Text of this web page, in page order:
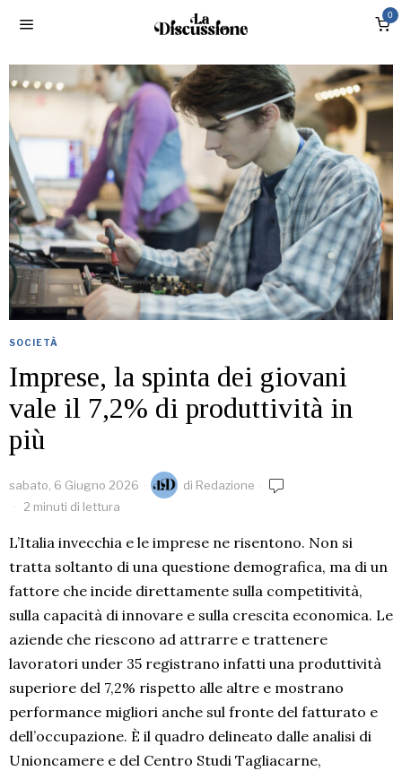
0
SOCIETÀ
Imprese, la spinta dei giovani
vale il 7,2% di produttività in
più
sabato, 6 Giugno 2026 di Redazione
2 minuti di lettura
L’Italia invecchia e le imprese ne risentono. Non si
tratta soltanto di una questione demografica, ma di un
fattore che incide direttamente sulla competitività,
sulla capacità di innovare e sulla crescita economica. Le
aziende che riescono ad attrarre e trattenere
lavoratori under 35 registrano infatti una produttività
superiore del 7,2% rispetto alle altre e mostrano
performance migliori anche sul fronte del fatturato e
dell’occupazione. È il quadro delineato dalle analisi di
Unioncamere e del Centro Studi Tagliacarne,